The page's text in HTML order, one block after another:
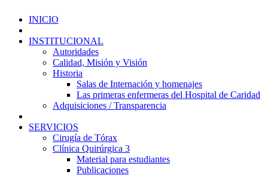
INICIO
INSTITUCIONAL
Autoridades
Calidad, Misión y Visión
Historia
Salas de Internación y homenajes
Las primeras enfermeras del Hospital de Caridad
Adquisiciones / Transparencia
SERVICIOS
Cirugía de Tórax
Clínica Quirúrgica 3
Material para estudiantes
Publicaciones